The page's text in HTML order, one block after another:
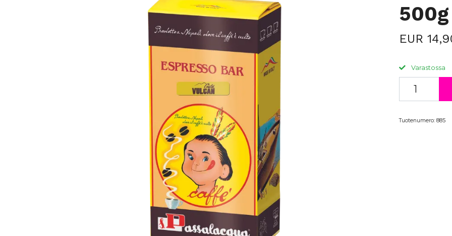
500g
EUR
Varastossa
Tuotenumero: 885